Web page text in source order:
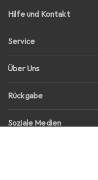
Hilfe und Kontakt
Service
Über Uns
Rückgabe
Soziale Medien